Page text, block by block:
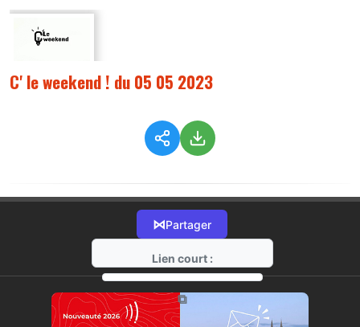
C' le weekend ! du 05 05 2023
⋈Partager
Lien court :
https://radio-g.fr?11406
⧉